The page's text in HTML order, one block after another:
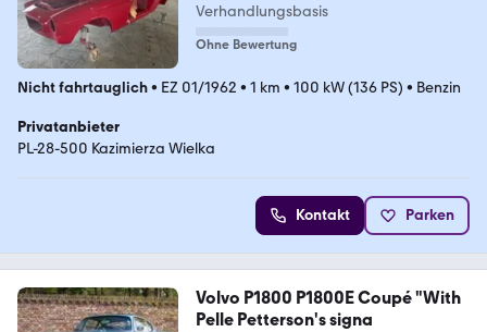
Verhandlungsbasis
Ohne Bewertung
Nicht fahrtauglich• EZ 01/1962 • 1 km • 100 kW (136 PS) • Benzin
Privatanbieter
PL-28-500 Kazimierza Wielka
Kontakt Parken
Volvo P1800 P1800E Coupé "With
Pelle Petterson's signa